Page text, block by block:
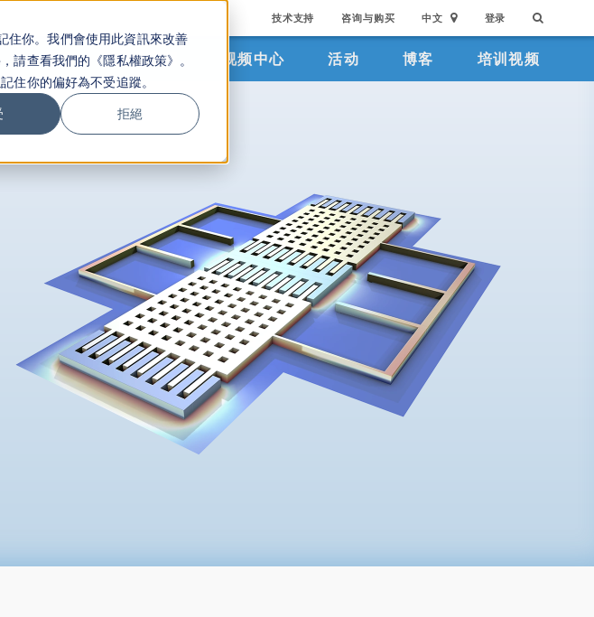
住你。我們會使用此資訊來改善
請查看我們的《隱私權政策》。
住你的偏好為不受追蹤。
拒絕
技术支持 咨询与购买 中文 登录
产品 行业应用 视频中心 活动 博客 培训视频